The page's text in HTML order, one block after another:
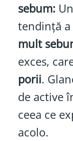
sebum:
tendință
mult
exces,
porii.
de active
ceea ce
acolo.